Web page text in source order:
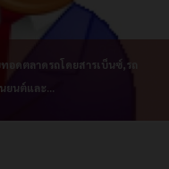
ดตลาดรถโดยสารเบ็นซ์,รถ
ยนต์และ...